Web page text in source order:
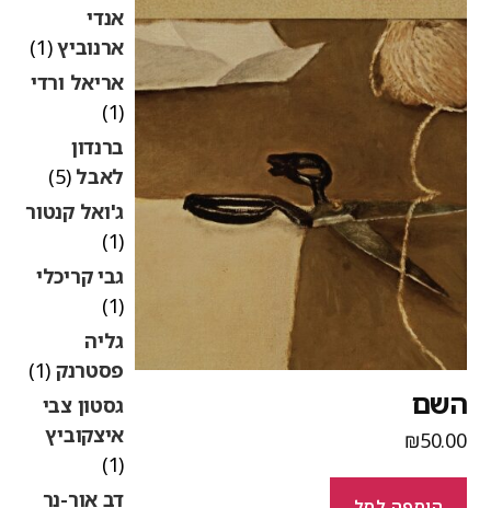
₪
אנדי
ארנוביץ(1)
אריאל ורדי
(1)
ברנדון
לאבל(5)
ג'ואל קנטור
גבי קריכלי
גליה
פסטרנק(1)
גסטון צבי
איצקוביץ
דב אור-נר